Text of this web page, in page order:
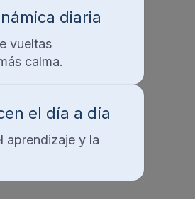
diaria
vueltas
calma.
el día a día
aprendizaje y la